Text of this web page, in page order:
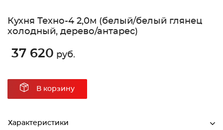
Кухня Техно-4 2,0м (белый/белый глянец
холодный, дерево/антарес)
37 620 руб.
В корзину
Характеристики